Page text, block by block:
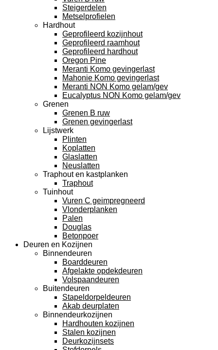
Steigerdelen
Metselprofielen
Hardhout
Geprofileerd kozijnhout
Geprofileerd raamhout
Geprofileerd hardhout
Oregon Pine
Meranti Komo gevingerlast
Mahonie Komo gevingerlast
Meranti NON Komo gelam/gev
Eucalyptus NON Komo gelam/gev
Grenen
Grenen B ruw
Grenen gevingerlast
Lijstwerk
Plinten
Koplatten
Glaslatten
Neuslatten
Traphout en kastplanken
Traphout
Tuinhout
Vuren C geimpregneerd
Vlonderplanken
Palen
Douglas
Betonpoer
Deuren en Kozijnen
Binnendeuren
Boarddeuren
Afgelakte opdekdeuren
Volspaandeuren
Buitendeuren
Stapeldorpeldeuren
Akab deurplaten
Binnendeurkozijnen
Hardhouten kozijnen
Stalen kozijnen
Deurkozijnsets